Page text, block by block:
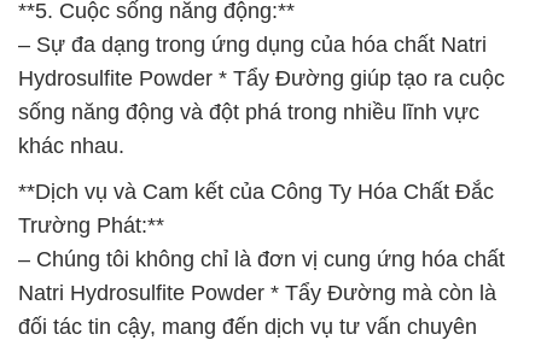
**5. Cuộc sống năng động:**
– Sự đa dạng trong ứng dụng của hóa chất Natri
Hydrosulfite Powder * Tẩy Đường giúp tạo ra cuộc
sống năng động và đột phá trong nhiều lĩnh vực
khác nhau.
**Dịch vụ và Cam kết của Công Ty Hóa Chất Đắc
Trường Phát:**
– Chúng tôi không chỉ là đơn vị cung ứng hóa chất
Natri Hydrosulfite Powder * Tẩy Đường mà còn là
đối tác tin cậy, mang đến dịch vụ tư vấn chuyên